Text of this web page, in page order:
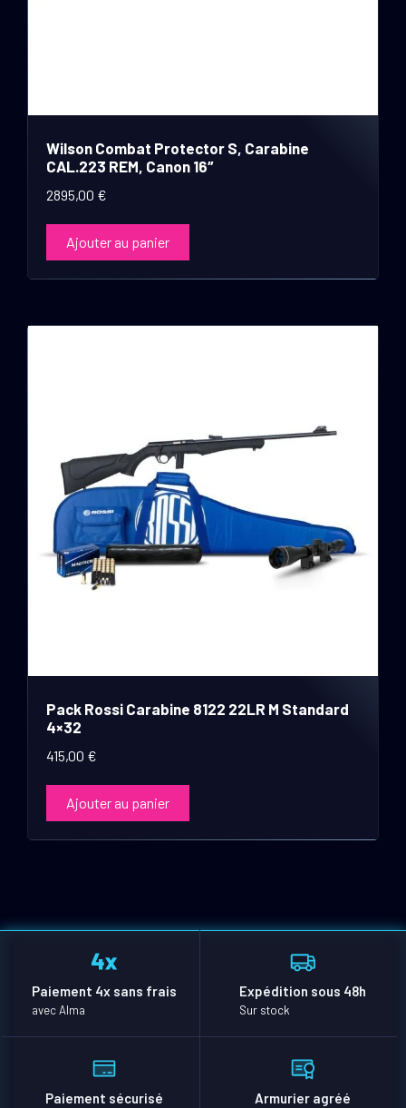
Wilson Combat Protector S, Carabine
CAL.223 REM, Canon 16″
2895,00 €
Ajouter au panier
Pack Rossi Carabine 8122 22LR M Standard
4×32
415,00 €
Ajouter au panier
Paiement 4x sans frais
avec Alma
Expédition sous 48h
Sur stock
Paiement sécurisé Armurier agréé